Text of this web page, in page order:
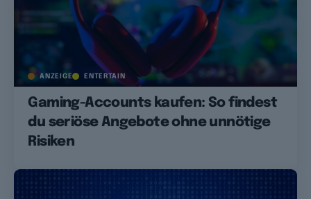
ANZEIGE ENTERTAIN
Gaming-Accounts kaufen: So findest
du seriöse Angebote ohne unnötige
Risiken